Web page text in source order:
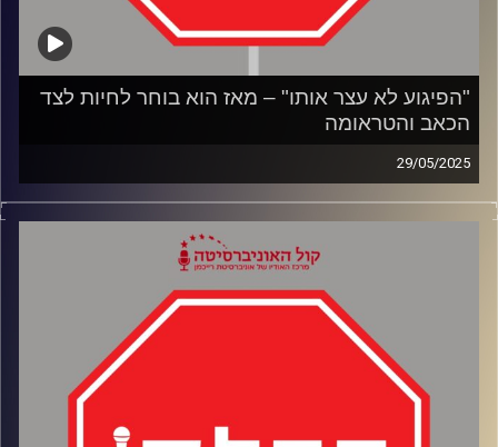
"הפיגוע לא עצר אותו" – מאז הוא בוחר לחיות לצד
הכאב והטראומה
29/05/2025
בפרק הזה אני פוגשת את אור נאסא, ששרד את התופת של
פיגוע נובה – ויצא ממנו אדם חדש. ברגע הכי חשוך, כשהמוות
היה קרוב מתמיד, הוא הבין שהוא לא מוכן להמשיך לחיות ככה.
שיחה מרגשת, חשופה ומעוררת השראה על טראומה, אמת,
וחופש להיות מי שאתה – גם כשזה קשה, גם כשזה מפחיד,
ובעיקר כשזה הכי אמיתי שיש.
קרדיט תמונות: